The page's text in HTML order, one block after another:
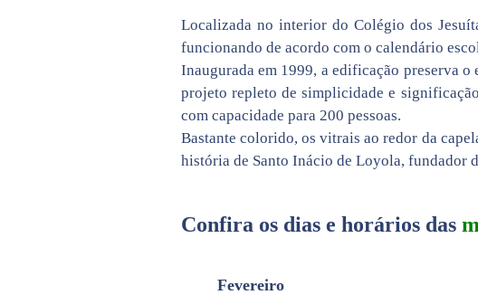
Localizada no interior do Colégio dos
funcionando de acordo com o calendário
Inaugurada em 1999, a edificação preserva
projeto repleto de simplicidade e
com capacidade para 200 pessoas.
Bastante colorido, os vitrais ao redor da
história de Santo Inácio de Loyola, fundador
Confira os dias e horários das
Fevereiro